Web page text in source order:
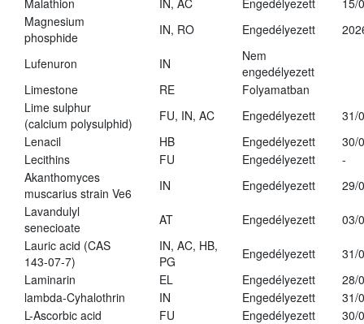
Malathion
IN, AC Engedélyezett
15/
Magnesium
phosphide
IN, RO Engedélyezett
Lufenuron IN
Nem
engedélyezett
Limestone
RE
Folyamatban
Lime sulphur
(calcium polysulphid)
FU, IN, AC Engedélyezett
31/
Lenacil
HB Engedélyezett
30/
Lecithins
FU Engedélyezett
-
Akanthomyces
muscarius strain Ve6
IN Engedélyezett
29/
Lavandulyl
senecioate
AT Engedélyezett
03/
Lauric acid (CAS
143-07-7)
IN, AC, HB,
PG
Engedélyezett
31/
Laminarin
EL Engedélyezett
28/
lambda-Cyhalothrin
IN Engedélyezett
31/
L-Ascorbic acid
FU Engedélyezett
30/